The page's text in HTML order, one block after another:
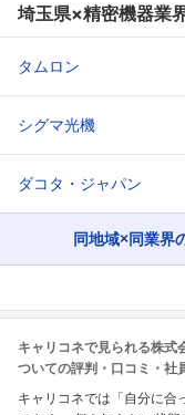
埼玉県×精密機器業
タムロン
シグマ光機
ダコタ・ジャパン
同地域×同業界
キャリコネで見られる株式
ついての評判・口コミ・社
キャリコネでは「自分に合